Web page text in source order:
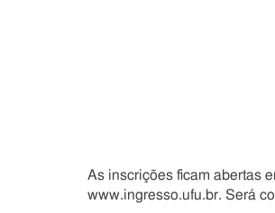
As inscrições ficam abertas
www.ingresso.ufu.br. Será